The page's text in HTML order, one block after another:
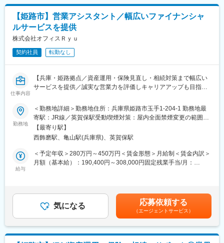
■働き方
・年休122日
・残業11時間程度
・転勤無し
■淡路信用金庫の魅力
地域経済の持続的発展に貢献する金融機能の提供だけにとどまら
ず、文化や教育、環境など地域社会の活性化に貢献しているのも
同金庫の特徴です。例えば、第一回から参加する淡路島まつり
り（※）」、洲本川で開催されるボート競技大会「洲本川レガッ
タ」など、多彩な地域行事への参加・協賛を行っており、地域に
に根差した金庫として愛されています。
個人目標は上長と面談の上で決定し、3か月に1回の個人面談で助
言もあります。個人の評価は、目標達成率（個人業績）だけでな
く、プロセスや業務能力を加味してで評価、賞与や昇給に反映さ
れます。
■配属先情報
■研修制度
度です。外部派遣研修や職場内研修はもちろん、通信講座、資格
取得をサポートし、職員一人ひとりのレベルアップを図っていま
す。
【階層別】
新入職員研修、初級管理者研修、中堅管理者研修、次長研修、支
店長研修ほか
【職務別】
■社風
どの支店の社員も雰囲気がとても明るく、柔らかく、いきいきと
働いています。職員同士の距離感が近く、風通しのよい雰囲気で
【姫路市】営業アシスタント／幅広いファイナンシャ
ルサービスを提供
株式会社オフィスＲｙｕ
契約社員 転勤なし
仕事内容
【兵庫・姫路拠点／資産運用・保険見直し・相続対策まで幅広い
サービスを提供／誠実な営業力を評価しキャリアアップも目指せ
■業務概要
・当社は兵庫県姫路市に拠点を構え、資産運用や生命保険の見直
し、相続対策まで幅広いファイナンシャルサービスを展開してい
ます。
・営業アシスタント職として、以下業務をお任せ致します（個
人・法人のお客様に対し直接的なご提案を行いません）
■業務詳細
・顧客への代理連絡や資料作成
・面談顧客との対応準備
・契約書類の作成・チェック
勤務地
＜勤務地詳細＞勤務地住所：兵庫県姫路市玉手1-204-1 勤務地最
寄駅：JR線／英賀保駅受動喫煙対策：屋内全面禁煙変更の範囲：
会社の定める事業所
【最寄り駅】
西飾磨駅、亀山駅(兵庫県)、英賀保駅
給与
＜予定年収＞280万円～450万円＜賃金形態＞月給制＜賃金内訳＞
月額（基本給）：190,400円～308,000円固定残業手当/月：
詳細は経験・能力等を考慮の上、同社規定により決定・賞与あり※
業績による、初年度は無し賃金はあくまでも目安の金額であり、
選考を通じて上下する可能性があります。月給(月額)は固定手当を
含めた表記です。
気になる 応募依頼する
（エージェントサービス）